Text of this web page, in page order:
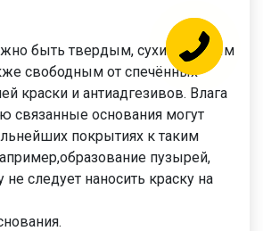
быть твердым, сухим, чистым
свободным от спечённых
краски и антиадгезивов. Влага
связанные основания могут
покрытиях к таким
пузырей,
следует наносить краску на